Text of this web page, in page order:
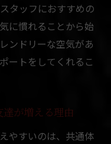
と友達作り
ーの魅力
話題が豊富
バー体験
な出会いに最適
最適な理由
タッフにおすすめの
に慣れることから始
ンドリーな空気があ
ートをしてくれるこ
達が増える理由
やすいのは、共通体